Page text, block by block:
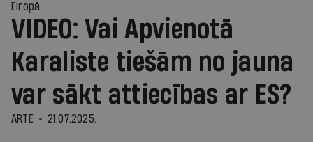
Eiropā
VIDEO: Vai Apvienotā
Karaliste tiešām no jauna
var sākt attiecības ar ES?
ARTE 21.07.2025.